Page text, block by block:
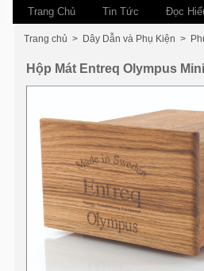
Trang Chủ Tin Tức Đọc
Trang chủ > Dây Dẫn và Phụ Kiện >
Hộp Mát Entreq Olympus